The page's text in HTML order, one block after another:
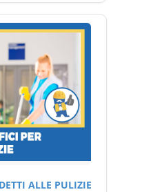
ALLE PULIZIE